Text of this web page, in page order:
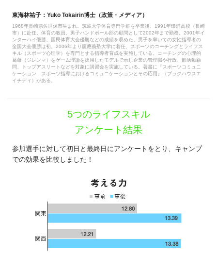
東海林祐子：Yuko Tokairin博士（政策・メディア）
1968年長崎県佐世保市生まれ。筑波大学体育専門学群を卒業後、1991年瓊浦高校（長崎
市）に赴任。体育の教員、男子ハンドボール部の顧問として2002年まで勤務。2001年イ
ンターハイ優勝、国民体育大会優勝などの成績を収めた。男子を率いての女性指導者の
全国大会優勝は初。2006年より慶應義塾大学に着任、スポーツのコーチングとライフス
キル（スポーツ心理学）を専門とする指導者育成を実施している。コーチングの心理的
葛藤（ジレンマ）をゲーム理論を援用したモデルで示し企業の管理職や行政、部活動顧
問、トップアスリートなどを対象に講習会を実施している。著書に『スポーツコミュニ
ケーション スポーツ指導におけるコミュニケーションとその応用』（ブックハウスエ
イチディ）がある。
5つのライフスキル
アンケート結果
参加選手に対して初日と最終日にアンケートをとり、キャンプ
での効果を比較しました！